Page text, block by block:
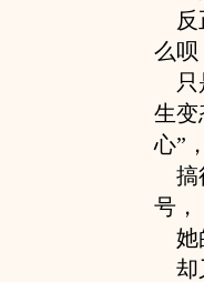
反
么呗
只
生变
心”
搞
号，
她
却